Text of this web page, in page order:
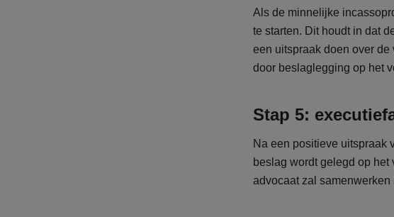
Als de minnelijke
te starten. Dit houdt in dat
een uitspraak doen over
door beslaglegging op het
Stap 5:
Na een positieve uitspraak
beslag wordt gelegd op
advocaat zal